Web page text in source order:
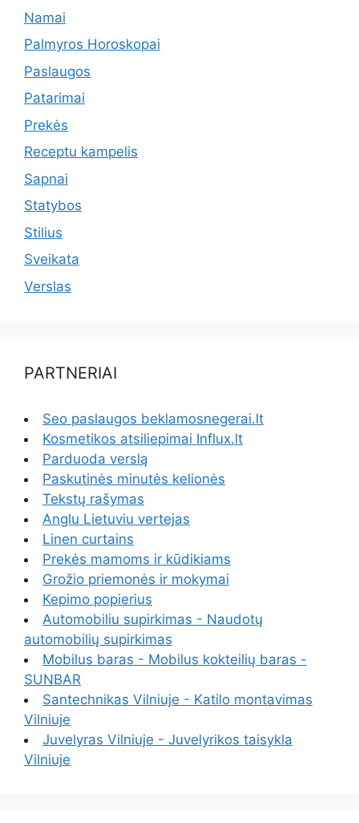
Namai
Palmyros Horoskopai
Paslaugos
Patarimai
Prekės
Receptu kampelis
Sapnai
Statybos
Stilius
Sveikata
Verslas
PARTNERIAI
Seo paslaugos beklamosnegerai.lt
Kosmetikos atsiliepimai Influx.lt
Parduoda verslą
Paskutinės minutės kelionės
Tekstų rašymas
Anglu Lietuviu vertejas
Linen curtains
Prekės mamoms ir kūdikiams
Grožio priemonės ir mokymai
Kepimo popierius
Automobiliu supirkimas - Naudotų
automobilių supirkimas
Mobilus baras - Mobilus kokteilių baras -
SUNBAR
Santechnikas Vilniuje - Katilo montavimas
Vilniuje
Juvelyras Vilniuje - Juvelyrikos taisykla
Vilniuje